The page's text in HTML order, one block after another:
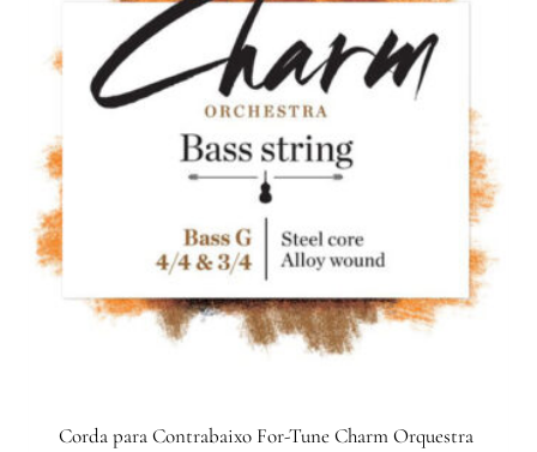
Corda para Contrabaixo For-Tune Charm Orquestra